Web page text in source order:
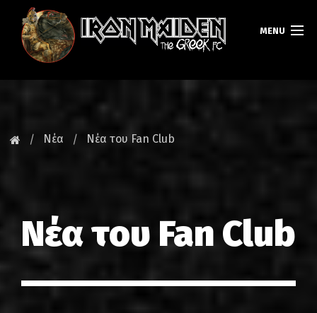
MENU
TOURS
Νέα Νέα του Fan Club
Νέα του Fan Club